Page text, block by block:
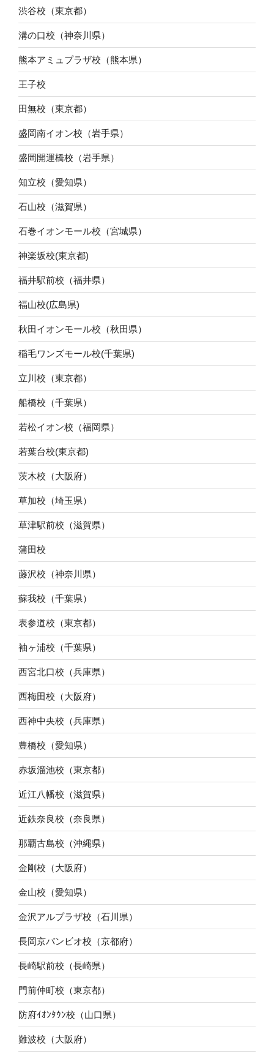
渋谷校（東京都）
溝の口校（神奈川県）
熊本アミュプラザ校（熊本県）
王子校
田無校（東京都）
盛岡南イオン校（岩手県）
盛岡開運橋校（岩手県）
知立校（愛知県）
石山校（滋賀県）
石巻イオンモール校（宮城県）
神楽坂校(東京都)
福井駅前校（福井県）
福山校(広島県)
秋田イオンモール校（秋田県）
稲毛ワンズモール校(千葉県)
立川校（東京都）
船橋校（千葉県）
若松イオン校（福岡県）
若葉台校(東京都)
茨木校（大阪府）
草加校（埼玉県）
草津駅前校（滋賀県）
蒲田校
藤沢校（神奈川県）
蘇我校（千葉県）
表参道校（東京都）
袖ヶ浦校（千葉県）
西宮北口校（兵庫県）
西梅田校（大阪府）
西神中央校（兵庫県）
豊橋校（愛知県）
赤坂溜池校（東京都）
近江八幡校（滋賀県）
近鉄奈良校（奈良県）
那覇古島校（沖縄県）
金剛校（大阪府）
金山校（愛知県）
金沢アルプラザ校（石川県）
長岡京バンビオ校（京都府）
長崎駅前校（長崎県）
門前仲町校（東京都）
防府ｲｵﾝﾀｳﾝ校（山口県）
難波校（大阪府）